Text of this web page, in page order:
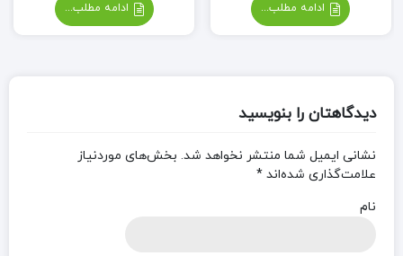
ادامه مطلب... ادامه مطلب...
دیدگاهتان را بنویسید
نشانی ایمیل شما منتشر نخواهد شد. بخش‌های موردنیاز
علامت‌گذاری شده‌اند *
نام